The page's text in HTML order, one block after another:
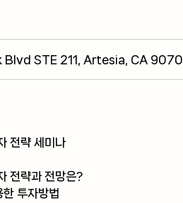
Blvd STE 211, Artesia, CA
전략 세미나
전략과 전망은?
투자방법